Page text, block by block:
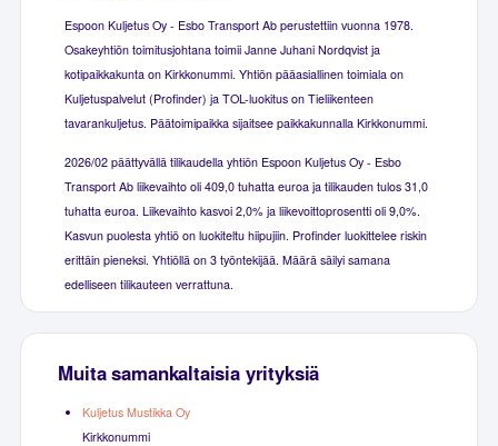
Espoon Kuljetus Oy - Esbo Transport Ab perustettiin vuonna 1978.
Osakeyhtiön toimitusjohtana toimii Janne Juhani Nordqvist ja
kotipaikkakunta on Kirkkonummi. Yhtiön pääasiallinen toimiala on
Kuljetuspalvelut (Profinder) ja TOL-luokitus on Tieliikenteen
tavarankuljetus. Päätoimipaikka sijaitsee paikkakunnalla Kirkkonummi.
2026/02 päättyvällä tilikaudella yhtiön Espoon Kuljetus Oy - Esbo
Transport Ab liikevaihto oli 409,0 tuhatta euroa ja tilikauden tulos 31,0
tuhatta euroa. Liikevaihto kasvoi 2,0% ja liikevoittoprosentti oli 9,0%.
Kasvun puolesta yhtiö on luokiteltu hiipujiin. Profinder luokittelee riskin
erittäin pieneksi. Yhtiöllä on 3 työntekijää. Määrä säilyi samana
edelliseen tilikauteen verrattuna.
Muita samankaltaisia yrityksiä
Kuljetus Mustikka Oy
Kirkkonummi